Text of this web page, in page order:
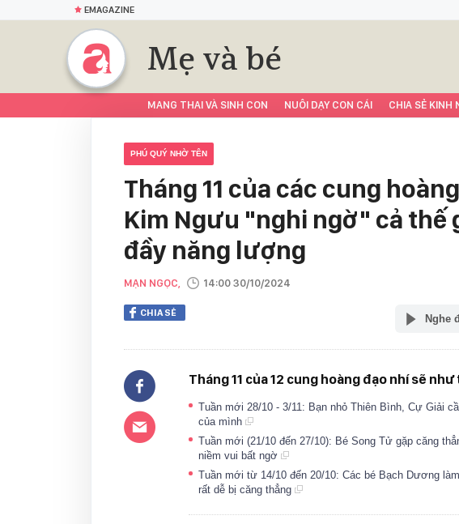
EMAGAZINE
Mẹ và bé
MANG THAI VÀ SINH CON NUÔI DẠY CON CÁI CHIA SẺ KINH
PHÚ QUÝ NHỜ TÊN
Tháng 11 của các cung
Kim Ngưu "nghi ngờ" cả thế
đầy năng lượng
MẠN NGỌC, 14:00 30/10/2024
CHIA SẺ Nghe
Tháng 11 của 12 cung hoàng đạo nhí sẽ
Tuần mới 28/10 - 3/11: Bạn nhỏ Thiên Bình, Cự Giải
của mình
Tuần mới (21/10 đến 27/10): Bé Song Tử gặp căng
niềm vui bất ngờ
Tuần mới từ 14/10 đến 20/10: Các bé Bạch Dương
rất dễ bị căng thẳng